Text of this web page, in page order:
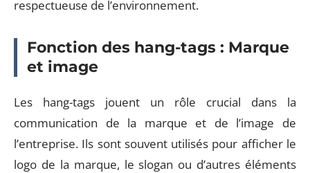
respectueuse de l’environnement.
Fonction des hang-tags : Marque
et image
Les hang-tags jouent un rôle crucial dans la
communication de la marque et de l’image de
l’entreprise. Ils sont souvent utilisés pour afficher le
logo de la marque, le slogan ou d’autres éléments